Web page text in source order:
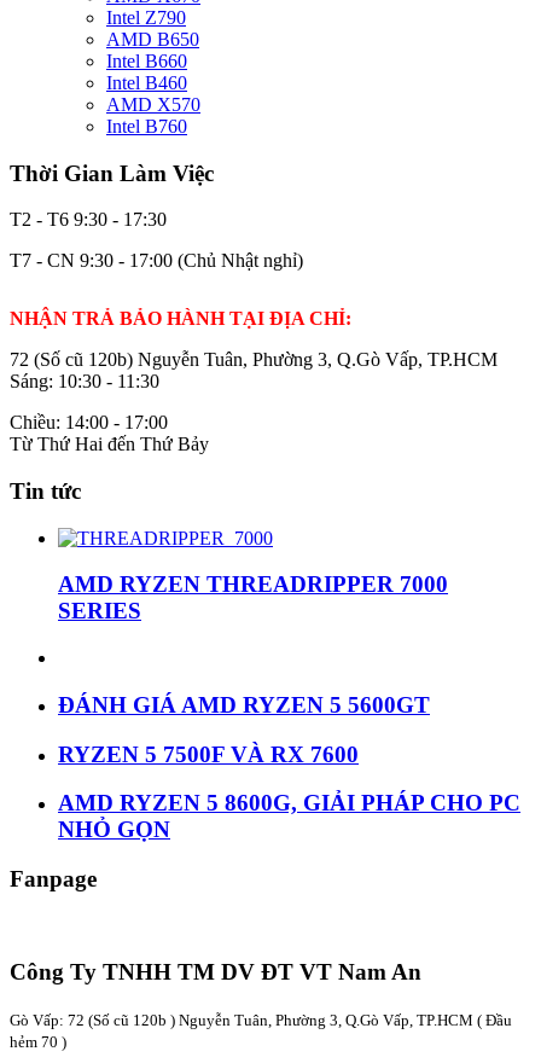
Intel Z790
AMD B650
Intel B660
Intel B460
AMD X570
Intel B760
Thời Gian Làm Việc
T2 - T6 9:30 - 17:30
T7 - CN 9:30 - 17:00 (Chủ Nhật nghỉ)
NHẬN TRẢ BẢO HÀNH TẠI ĐỊA CHỈ:
72 (Số cũ 120b) Nguyễn Tuân, Phường 3, Q.Gò Vấp, TP.HCM
Sáng: 10:30 - 11:30
Chiều: 14:00 - 17:00
Từ Thứ Hai đến Thứ Bảy
Tin tức
AMD RYZEN THREADRIPPER 7000
SERIES
ĐÁNH GIÁ AMD RYZEN 5 5600GT
RYZEN 5 7500F VÀ RX 7600
AMD RYZEN 5 8600G, GIẢI PHÁP CHO PC
NHỎ GỌN
Fanpage
Công Ty TNHH TM DV ĐT VT Nam An
Gò Vấp: 72 (Số cũ 120b ) Nguyễn Tuân, Phường 3, Q.Gò Vấp, TP.HCM ( Đầu
hẻm 70 )